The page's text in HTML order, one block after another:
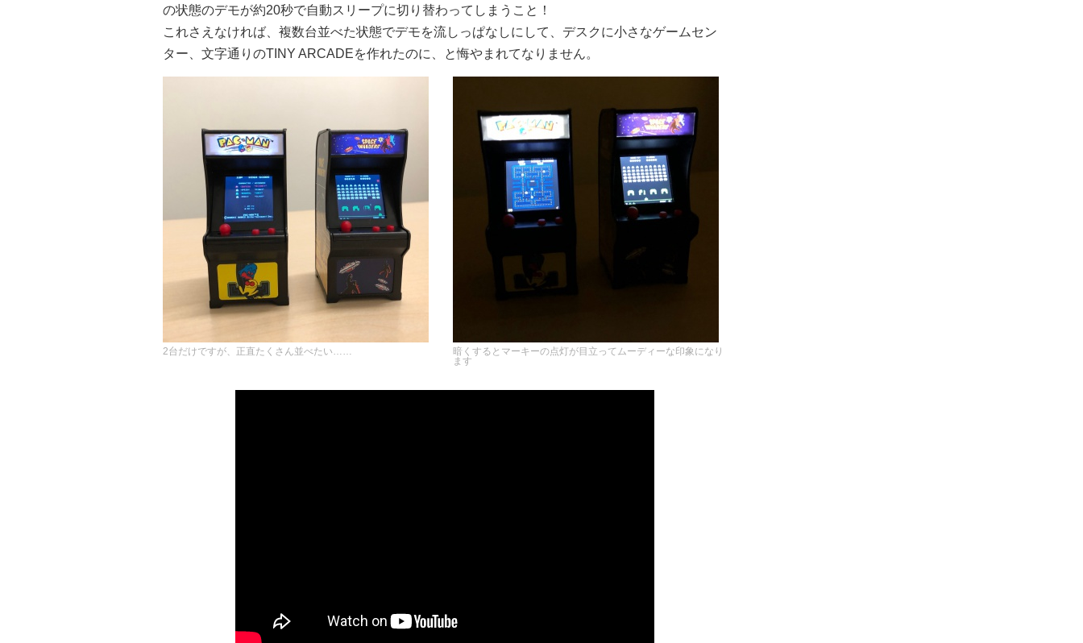
の状態のデモが約20秒で自動スリープに切り替わってしまうこと！
これさえなければ、複数台並べた状態でデモを流しっぱなしにして、デスクに小さなゲームセン
ター、文字通りのTINY ARCADEを作れたのに、と悔やまれてなりません。
2台だけですが、正直たくさん並べたい……
暗くするとマーキーの点灯が目立ってムーディーな印象になり
ます